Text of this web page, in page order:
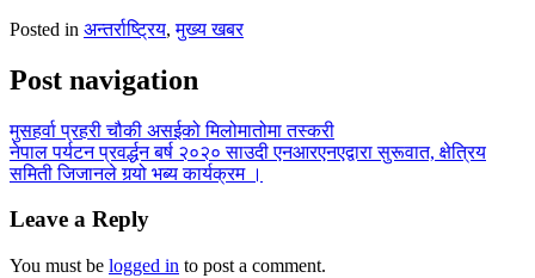
Posted in अन्तर्राष्ट्रिय,मुख्य खबर
Post navigation
मुसहर्वा प्रहरी चौकी असईको मिलोमातोमा तस्करी
नेपाल पर्यटन प्रवर्द्धन बर्ष २०२० साउदी एनआरएनएद्वारा सुरूवात, क्षेत्रिय
समिती जिजानले गर्‍यो भब्य कार्यक्रम ।
Leave a Reply
You must be logged in to post a comment.